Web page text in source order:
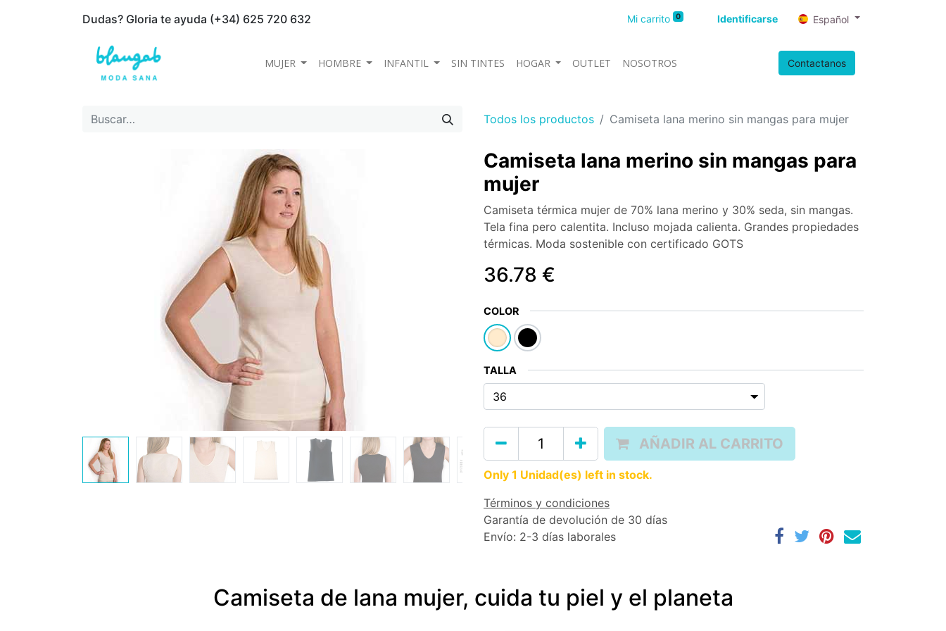
Dudas? Gloria te ayuda (+34) 625 720 632 Mi carrito 0 Identificarse Español
MUJER HOMBRE INFANTIL SIN TINTES HOGAR OUTLET NOSOTROS Contactanos
Todos los productos Camiseta lana merino sin mangas para mujer
Camiseta lana merino sin mangas para
mujer
Camiseta térmica mujer de 70% lana merino y 30% seda, sin mangas.
Tela fina pero calentita. Incluso mojada calienta. Grandes propiedades
térmicas. Moda sostenible con certificado GOTS
36.78 €
COLOR
TALLA
AÑADIR AL CARRITO
Only 1 Unidad(es) left in stock.
Términos y condiciones
Garantía de devolución de 30 días
Envío: 2-3 días laborales
Camiseta de lana mujer, cuida tu piel y el planeta